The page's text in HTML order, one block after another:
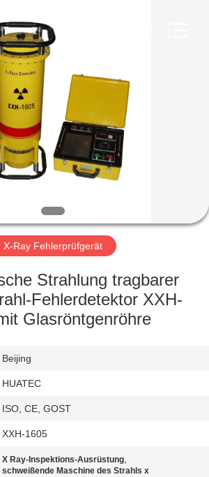
X-Ray Fehlerprüfgerät
Strahlung tragbarer
Fehlerdetektor XXH-
Glasröntgenröhre
Beijing
HUATEC
ISO, CE, GOST
XXH-1605
X Ray-Inspektions-Ausrüstung,
schweißende Maschine des Strahls x